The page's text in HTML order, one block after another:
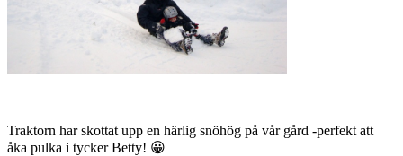
Traktorn har skottat upp en härlig snöhög på vår gård -perfekt att
åka pulka i tycker Betty! 😀